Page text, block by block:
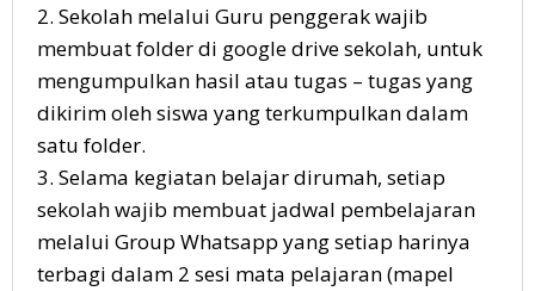
2. Sekolah melalui Guru penggerak wajib
membuat folder di google drive sekolah, untuk
mengumpulkan hasil atau tugas – tugas yang
dikirim oleh siswa yang terkumpulkan dalam
satu folder.
3. Selama kegiatan belajar dirumah, setiap
sekolah wajib membuat jadwal pembelajaran
melalui Group Whatsapp yang setiap harinya
terbagi dalam 2 sesi mata pelajaran (mapel